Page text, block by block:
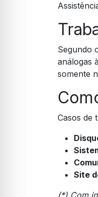
Segundo
análogas
somente
Casos de
Site